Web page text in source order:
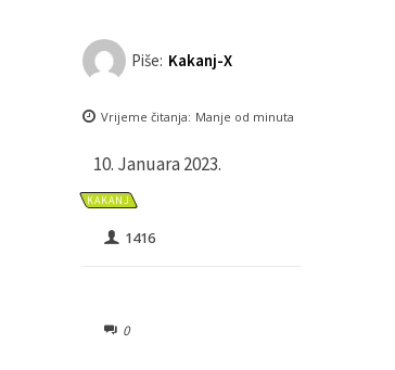
Piše: Kakanj-X
Vrijeme čitanja: Manje od minuta
10. Januara 2023.
KAKANJ
1416
0